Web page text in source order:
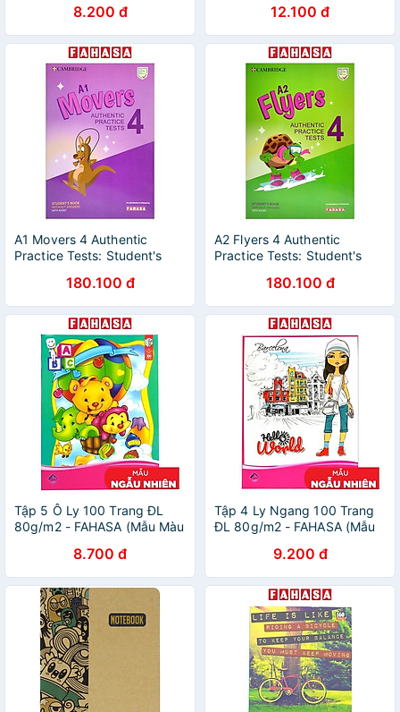
8.200 đ 12.100 đ
A1 Movers 4 Authentic
Practice Tests: Student's
Audio - FAHASA Reprint
Edition
180.100 đ
A2 Flyers 4 Authentic
Practice Tests: Student's
Audio - FAHASA Reprint
Edition
180.100 đ
Tập 5 Ô Ly 100 Trang ĐL
80g/m2 - FAHASA (Mẫu Màu
8.700 đ
Tập 4 Ly Ngang 100 Trang
ĐL 80g/m2 - FAHASA (Mẫu
9.200 đ